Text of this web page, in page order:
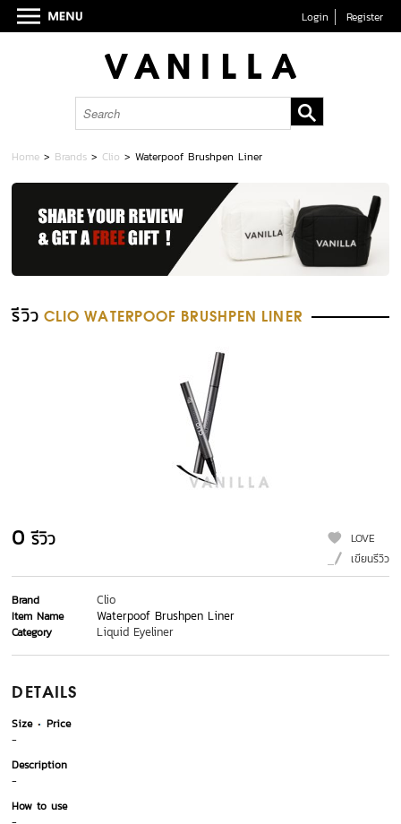
Login Register
Home > Brands > Clio >Waterpoof Brushpen Liner
รีวิว CLIO WATERPOOF BRUSHPEN LINER
0 รีวิว
LOVE
เขียนรีวิว
Brand Clio
Item Name Waterpoof Brushpen Liner
Category Liquid Eyeliner
DETAILS
Size
Price
-
Description
-
How to use